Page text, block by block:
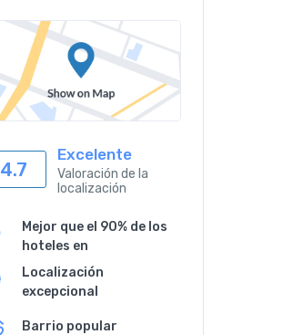
4.7
Excelente
Valoración de la
localización
Mejor que el 90% de los
hoteles en
Localización
excepcional
Barrio popular